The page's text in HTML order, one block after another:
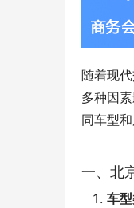
随着现
多种因
同车型
一、北
车